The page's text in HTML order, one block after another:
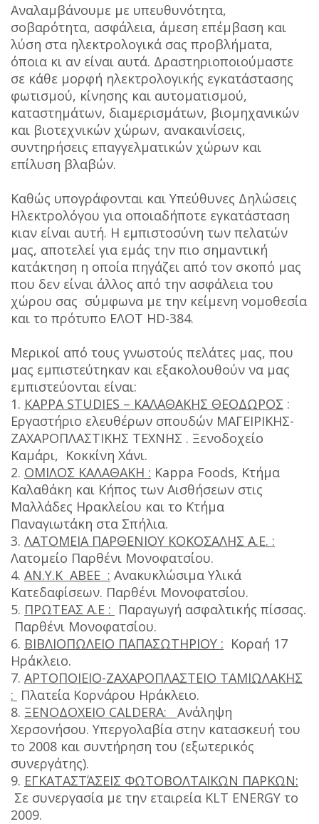
Αναλαμβάνουμε με υπευθυνότητα,
σοβαρότητα, ασφάλεια, άμεση επέμβαση και
λύση στα ηλεκτρολογικά σας προβλήματα,
όποια κι αν είναι αυτά. Δραστηριοποιούμαστε
σε κάθε μορφή ηλεκτρολογικής εγκατάστασης
φωτισμού, κίνησης και αυτοματισμού,
καταστημάτων, διαμερισμάτων, βιομηχανικών
και βιοτεχνικών χώρων, ανακαινίσεις,
συντηρήσεις επαγγελματικών χώρων και
επίλυση βλαβών.
Καθώς υπογράφονται και Υπεύθυνες Δηλώσεις
Ηλεκτρολόγου για οποιαδήποτε εγκατάσταση
κιαν είναι αυτή. Η εμπιστοσύνη των πελατών
μας, αποτελεί για εμάς την πιο σημαντική
κατάκτηση η οποία πηγάζει από τον σκοπό μας
που δεν είναι άλλος από την ασφάλεια του
χώρου σας σύμφωνα με την κείμενη νομοθεσία
και το πρότυπο ΕΛΟΤ HD-384.
Μερικοί από τους γνωστούς πελάτες μας, που
μας εμπιστεύτηκαν και εξακολουθούν να μας
εμπιστεύονται είναι:
1. KAPPA STUDIES – ΚΑΛΑΘΑΚΗΣ ΘΕΟΔΩΡΟΣ :
Εργαστήριο ελευθέρων σπουδών ΜΑΓΕΙΡΙΚΗΣ-
ΖΑΧΑΡΟΠΛΑΣΤΙΚΗΣ ΤΕΧΝΗΣ . Ξενοδοχείο
Καμάρι, Κοκκίνη Χάνι.
2. ΟΜΙΛΟΣ ΚΑΛΑΘΑΚΗ : Kappa Foods, Κτήμα
Καλαθάκη και Κήπος των Αισθήσεων στις
Μαλλάδες Ηρακλείου και το Κτήμα
Παναγιωτάκη στα Σπήλια.
3. ΛΑΤΟΜΕΙΑ ΠΑΡΘΕΝΙΟΥ ΚΟΚΟΣΑΛΗΣ Α.Ε. :
Λατομείο Παρθένι Μονοφατσίου.
4. ΑΝ.Υ.Κ ΑΒΕΕ : Ανακυκλώσιμα Υλικά
Κατεδαφίσεων. Παρθένι Μονοφατσίου.
5. ΠΡΩΤΕΑΣ Α.Ε : Παραγωγή ασφαλτικής πίσσας.
Παρθένι Μονοφατσίου.
6. ΒΙΒΛΙΟΠΩΛΕΙΟ ΠΑΠΑΣΩΤΗΡΙΟΥ : Κοραή 17
Ηράκλειο.
7. ΑΡΤΟΠΟΙΕΙΟ-ΖΑΧΑΡΟΠΛΑΣΤΕΙΟ ΤΑΜΙΩΛΑΚΗΣ
: Πλατεία Κορνάρου Ηράκλειο.
8. ΞΕΝΟΔΟΧΕΙΟ CALDERA: Ανάληψη
Χερσονήσου. Υπεργολαβία στην κατασκευή του
το 2008 και συντήρηση του (εξωτερικός
συνεργάτης).
9. ΕΓΚΑΤΑΣΤΆΣΕΙΣ ΦΩΤΟΒΟΛΤΑΙΚΩΝ ΠΑΡΚΩΝ:
Σε συνεργασία με την εταιρεία KLT ENERGY το
2009.